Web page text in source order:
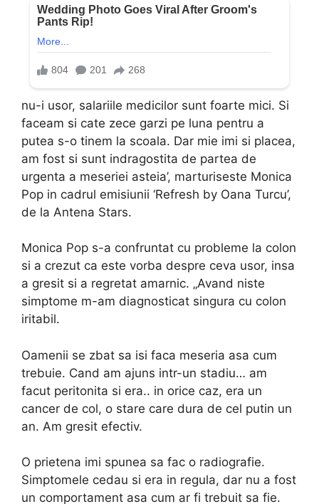
nu-i usor, salariile medicilor sunt foarte mici. Si
faceam si cate zece garzi pe luna pentru a
putea s-o tinem la scoala. Dar mie imi si placea,
am fost si sunt indragostita de partea de
urgenta a meseriei asteia’, marturiseste Monica
Pop in cadrul emisiunii ‘Refresh by Oana Turcu’,
de la Antena Stars.
Monica Pop s-a confruntat cu probleme la colon
si a crezut ca este vorba despre ceva usor, insa
a gresit si a regretat amarnic. „Avand niste
simptome m-am diagnosticat singura cu colon
iritabil.
Oamenii se zbat sa isi faca meseria asa cum
trebuie. Cand am ajuns intr-un stadiu… am
facut peritonita si era.. in orice caz, era un
cancer de col, o stare care dura de cel putin un
an. Am gresit efectiv.
O prietena imi spunea sa fac o radiografie.
Simptomele cedau si era in regula, dar nu a fost
un comportament asa cum ar fi trebuit sa fie.